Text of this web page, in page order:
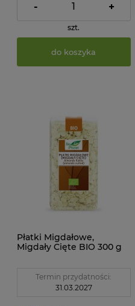
- +
szt.
do koszyka
Płatki Migdałowe,
Migdały Cięte BIO 300 g
Termin przydatności:
31.03.2027